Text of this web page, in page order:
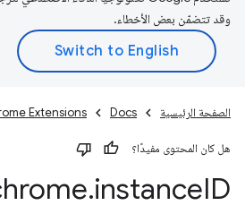
وقد تتضمّن بعض الأخطاء.
الصفحة الرئيسية Docs
Extensions
هل كان المحتوى مفيدًا؟
.instanceID